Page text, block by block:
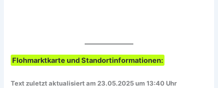
Flohmarktkarte und Standortinformationen:
Text zuletzt aktualisiert am 23.05.2025 um 13:40 Uhr